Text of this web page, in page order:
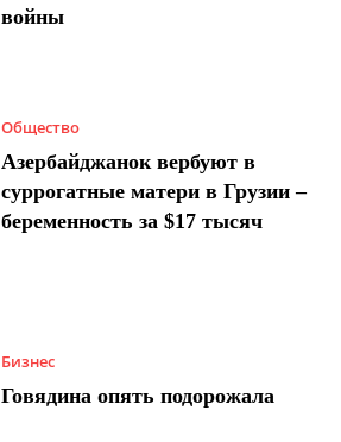
войны
Общество
Азербайджанок вербуют в
суррогатные матери в Грузии –
беременность за $17 тысяч
Бизнес
Говядина опять подорожала